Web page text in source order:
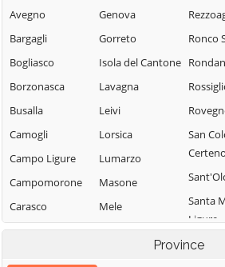
Avegno
Bargagli
Bogliasco
Borzonasca
Busalla
Camogli
Campo Ligure
Campomorone
Carasco
Casarza Ligure
Genova
Gorreto
Isola del Cantone
Lavagna
Leivi
Lorsica
Lumarzo
Masone
Mele
Mezzanego
Ronco
San
Santa
Ligure
Santo
Province